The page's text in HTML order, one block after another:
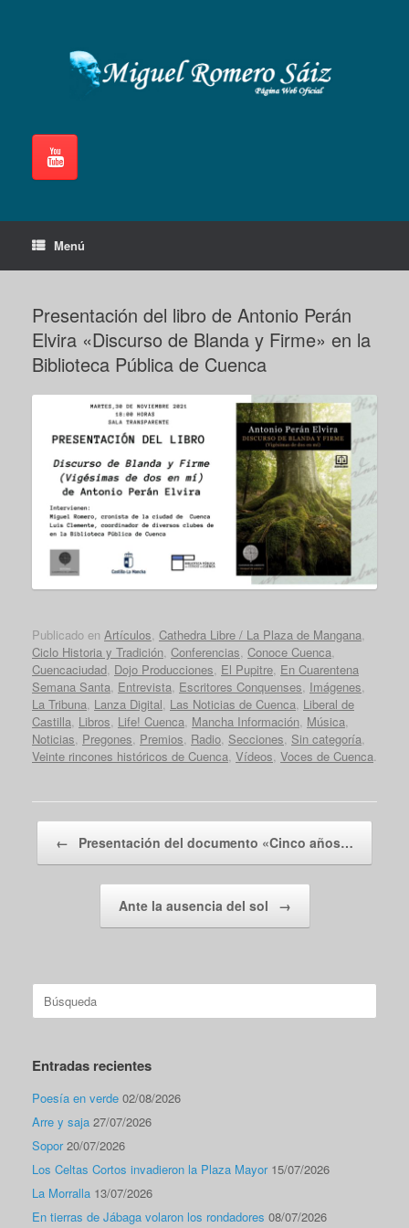
Menú
Presentación del libro de Antonio Perán
Elvira «Discurso de Blanda y Firme» en la
Biblioteca Pública de Cuenca
Publicado en Artículos, Cathedra Libre / La Plaza de Mangana,
Ciclo Historia y Tradición, Conferencias, Conoce Cuenca,
Cuencaciudad, Dojo Producciones, El Pupitre, En Cuarentena
Semana Santa, Entrevista, Escritores Conquenses, Imágenes,
La Tribuna, Lanza Digital, Las Noticias de Cuenca, Liberal de
Castilla, Libros, Life! Cuenca, Mancha Información, Música,
Noticias, Pregones, Premios, Radio, Secciones, Sin categoría,
Veinte rincones históricos de Cuenca, Vídeos, Voces de Cuenca.
← Presentación del documento «Cinco años…
Ante la ausencia del sol →
Entradas recientes
Poesía en verde 02/08/2026
Arre y saja 27/07/2026
Sopor 20/07/2026
Los Celtas Cortos invadieron la Plaza Mayor 15/07/2026
La Morralla 13/07/2026
En tierras de Jábaga volaron los rondadores 08/07/2026